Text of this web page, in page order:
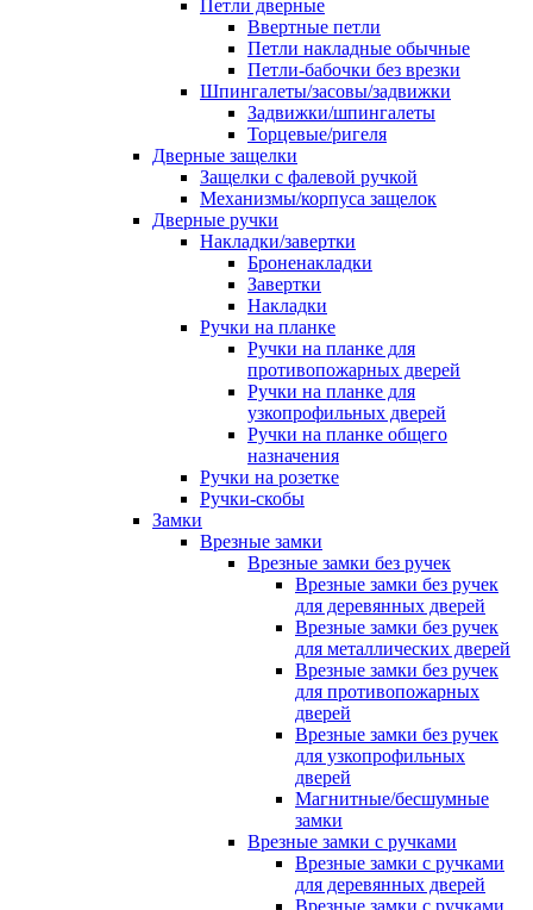
Петли дверные
Ввертные петли
Петли накладные обычные
Петли-бабочки без врезки
Шпингалеты/засовы/задвижки
Задвижки/шпингалеты
Торцевые/ригеля
Дверные защелки
Защелки с фалевой ручкой
Механизмы/корпуса защелок
Дверные ручки
Накладки/завертки
Броненакладки
Завертки
Накладки
Ручки на планке
Ручки на планке для
противопожарных дверей
Ручки на планке для
узкопрофильных дверей
Ручки на планке общего
назначения
Ручки на розетке
Ручки-скобы
Замки
Врезные замки
Врезные замки без ручек
Врезные замки без ручек
для деревянных дверей
Врезные замки без ручек
для металлических дверей
Врезные замки без ручек
для противопожарных
дверей
Врезные замки без ручек
для узкопрофильных
дверей
Магнитные/бесшумные
замки
Врезные замки с ручками
Врезные замки с ручками
для деревянных дверей